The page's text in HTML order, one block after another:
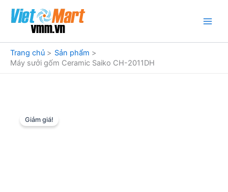
dung
Trang chủ
Sản phẩm
Máy sưởi gốm Ceramic Saiko CH-2011DH
Giảm giá!